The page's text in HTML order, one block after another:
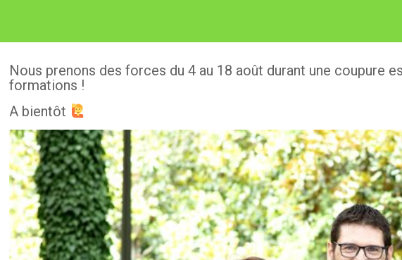
Nous prenons des forces du 4 au 18 août durant une coupure
formations !
A bientôt